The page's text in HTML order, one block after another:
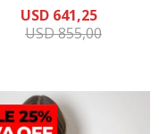
USD 641,25
USD855,00